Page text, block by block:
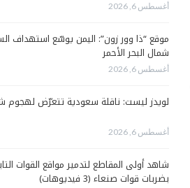
أغسطس 6, 2026
موقع “ذا وور زون”: اليمن يوسّع استهداف
شمال البحر الأحمر
أغسطس 6, 2026
لويدز ليست: ناقلة سعودية تتعرّض لهجوم
أغسطس 6, 2026
شاهد أولى المقاطع لتدمير مواقع القوات
بضربات قوات صنعاء (3 فيديوهات)